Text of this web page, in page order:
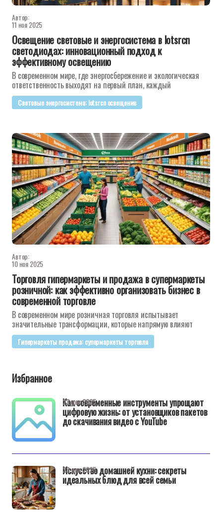
Автор:
11 ноя 2025
Освещение световые и энергосистема в lotsrcn
светодиодах: инновационный подход к
эффективному освещению
В современном мире, где энергосбережение и экологическая
ответственность выходят на первый план, каждый
Световые энергосистема: lotsrcn освещение
Автор:
10 ноя 2025
Торговля гипермаркеты и продажа в супермаркеты
розничной: как эффективно организовать бизнес в
современной торговле
В современном мире розничная торговля испытывает
значительные трансформации, которые напрямую влияют
Гипермаркеты продажа: супермаркеты торговля
Избранное
Как современные инструменты упрощают
цифровую жизнь: от установщиков пакетов
до скачивания видео с YouTube
23 дек 2025
Искусство домашней кухни: секреты
идеальных блюд для всей семьи
23 дек 2025